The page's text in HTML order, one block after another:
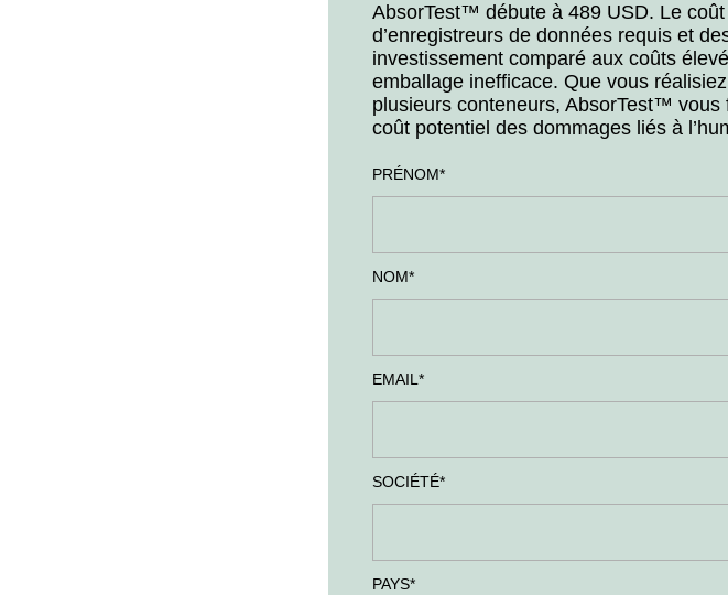
AbsorTest™ débute à 489 USD. Le
d’enregistreurs de données requis et
investissement comparé aux coûts
emballage inefficace. Que vous
plusieurs conteneurs, AbsorTest™
coût potentiel des dommages liés à
PRÉNOM*
NOM*
EMAIL*
SOCIÉTÉ*
PAYS*